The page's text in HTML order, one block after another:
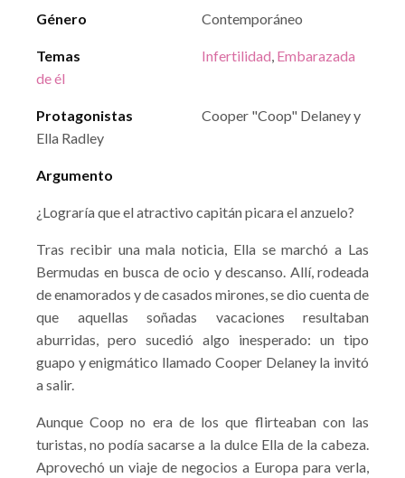
Género Contemporáneo
Temas Infertilidad, Embarazada
de él
Protagonistas
Cooper "Coop" Delaney y
Ella Radley
Argumento
¿Lograría que el atractivo capitán picara el anzuelo?
Tras recibir una mala noticia, Ella se marchó a Las
Bermudas en busca de ocio y descanso. Allí, rodeada
de enamorados y de casados mirones, se dio cuenta de
que aquellas soñadas vacaciones resultaban
aburridas, pero sucedió algo inesperado: un tipo
guapo y enigmático llamado Cooper Delaney la invitó
a salir.
Aunque Coop no era de los que flirteaban con las
turistas, no podía sacarse a la dulce Ella de la cabeza.
Aprovechó un viaje de negocios a Europa para verla,